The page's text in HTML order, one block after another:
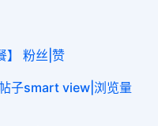
】 粉丝|赞
子smart view|浏览量